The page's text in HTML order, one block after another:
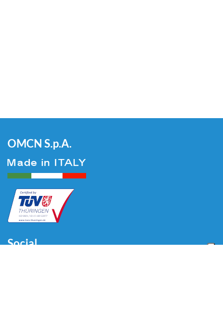
OMCN S.p.A.
Social